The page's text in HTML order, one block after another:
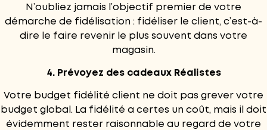
N’oubliez jamais l’objectif premier de votre
démarche de fidélisation : fidéliser le client, c’est-à-
dire le faire revenir le plus souvent dans votre
magasin.
4. Prévoyez des cadeaux Réalistes
Votre budget fidélité client ne doit pas grever votre
budget global. La fidélité a certes un coût, mais il doit
évidemment rester raisonnable au regard de votre